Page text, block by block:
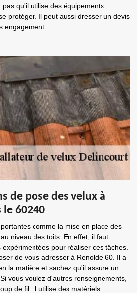
qu'il utilise des équipements
protéger. Il peut aussi dresser un devis
engagement.
de pose des velux à
le 60240
comme la mise en place des
niveau des toits. En effet, il faut
pour réaliser ces tâches.
de vous adresser à Renolde 60. Il a
la matière et sachez qu'il assure un
vous voulez d'autres renseignements,
de fil. Il utilise des matériels